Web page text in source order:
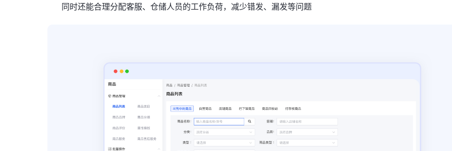
同时还能合理分配客服、仓储人员的工作负荷，减少错发、漏发等问题